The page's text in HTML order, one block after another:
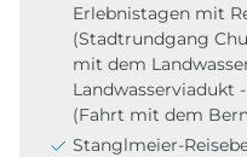
Erlebnistagen mit
(Stadtrundgang
mit dem
Landwasserviadukt
(Fahrt mit dem
Stanglmeier-